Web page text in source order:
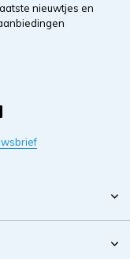
nieuwtjes en